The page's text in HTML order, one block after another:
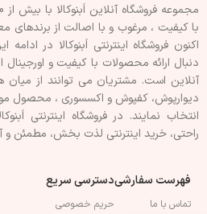
با کيفيت ، مرغوب و با اصالت از
اکنون فروشگاه اینترنتی اَبنوکالا در
دنبال ارائه محصولات با کيفيت و اورجينال
آنلاين است. مشتريان می توانند از
دیوارپوش، کفپوش و اکسسوری ، محصول
انتخاب نمايند. در فروشگاه اینترنتی
راحتی، خرید اینترنتی لذت بخش، مطمئن و
فهرست سفارشی
تماس با ما
دسترسی سریع
حریم خصوصی